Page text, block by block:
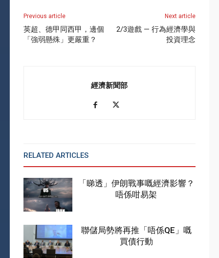
Previous article
英超、德甲同西甲，邊個
「強弱懸殊」更嚴重？
Next article
2/3遊戲 — 行為經濟學與
投資理念
經濟新聞部
RELATED ARTICLES
「睇透」伊朗戰事嘅經濟影響？
唔係咁易架
聯儲局勢將再推「唔係QE」嘅
買債行動